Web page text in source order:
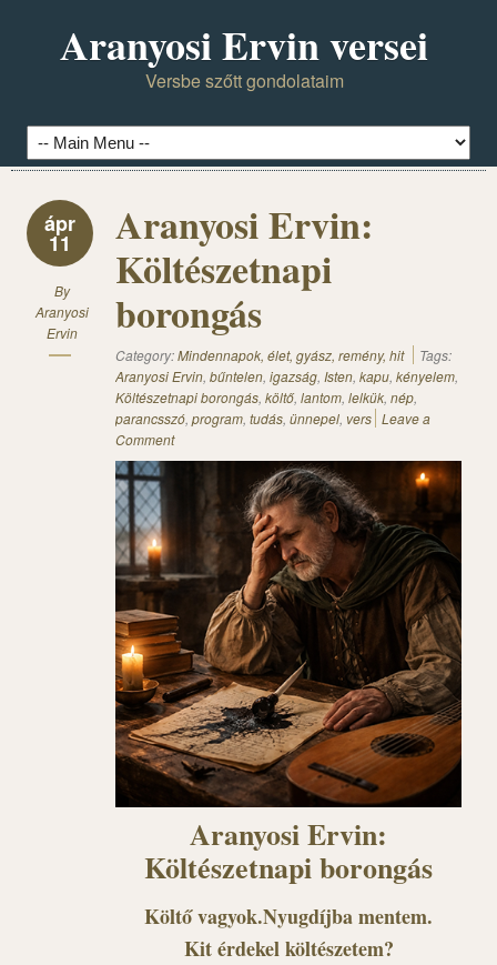
Aranyosi Ervin versei
Versbe szőtt gondolataim
ápr
11
By
Aranyosi
Ervin
Aranyosi Ervin:
Költészetnapi
borongás
Category:Mindennapok, élet, gyász, remény, hit
Tags:
Aranyosi Ervin, bűntelen, igazság, Isten, kapu, kényelem,
Költészetnapi borongás, költő, lantom, lelkük, nép,
parancsszó, program, tudás, ünnepel, vers Leave a
Comment
Aranyosi Ervin:
Költészetnapi borongás
Költő vagyok.Nyugdíjba mentem.
Kit érdekel költészetem?